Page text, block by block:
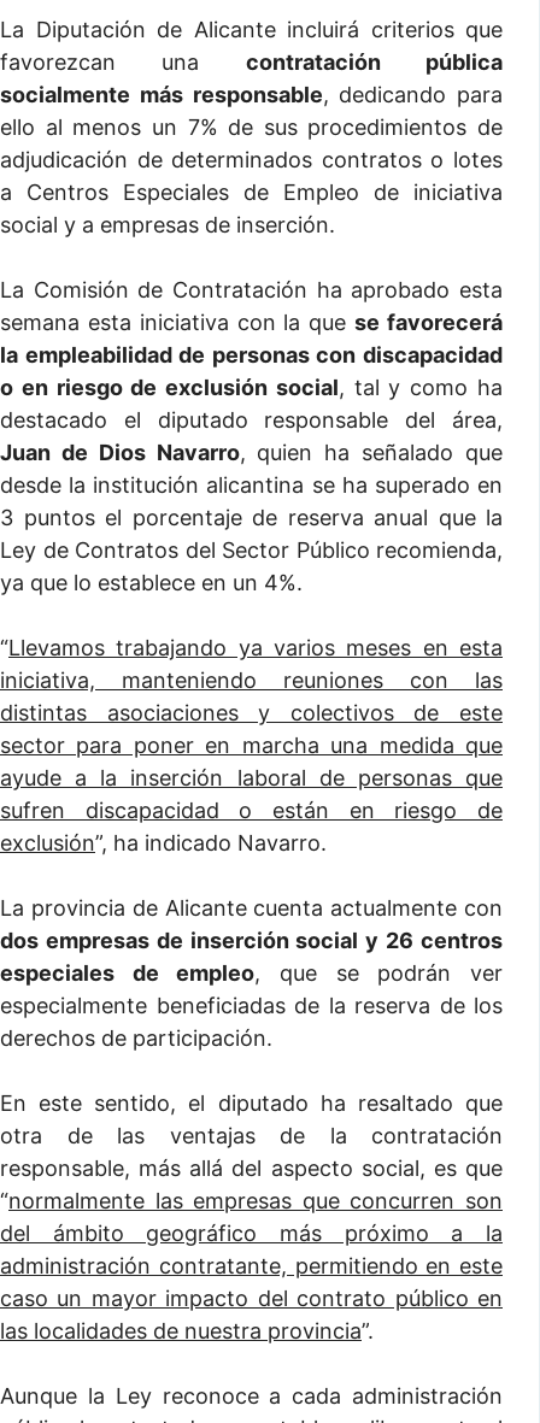
La Diputación de Alicante incluirá criterios que
favorezcan una contratación pública
socialmente más responsable, dedicando para
ello al menos un 7% de sus procedimientos de
adjudicación de determinados contratos o lotes
a Centros Especiales de Empleo de iniciativa
social y a empresas de inserción.
La Comisión de Contratación ha aprobado esta
semana esta iniciativa con la quese favorecerá
la empleabilidad de personas con discapacidad
o en riesgo de exclusión social, tal y como ha
destacado el diputado responsable del área,
Juan de Dios Navarro, quien ha señalado que
desde la institución alicantina se ha superado en
3 puntos el porcentaje de reserva anual que la
Ley de Contratos del Sector Público recomienda,
ya que lo establece en un 4%.
“Llevamos trabajando ya varios meses en esta
iniciativa, manteniendo reuniones con las
distintas asociaciones y colectivos de este
sector para poner en marcha una medida que
ayude a la inserción laboral de personas que
sufren discapacidad o están en riesgo de
exclusión”, ha indicado Navarro.
La provincia de Alicante cuenta actualmente con
dos empresas de inserción social y 26 centros
especiales de empleo, que se podrán ver
especialmente beneficiadas de la reserva de los
derechos de participación.
En este sentido, el diputado ha resaltado que
otra de las ventajas de la contratación
responsable, más allá del aspecto social, es que
“normalmente las empresas que concurren son
del ámbito geográfico más próximo a la
administración contratante, permitiendo en este
caso un mayor impacto del contrato público en
las localidades de nuestra provincia”.
Aunque la Ley reconoce a cada administración